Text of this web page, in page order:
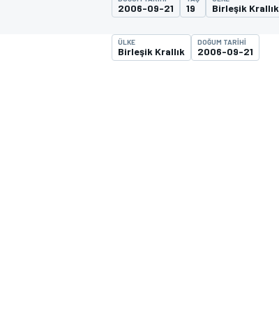
2006-09-21 19 Birleşik Krallık
ÜLKE
Birleşik Krallık
DOĞUM TARIHI
2006-09-21